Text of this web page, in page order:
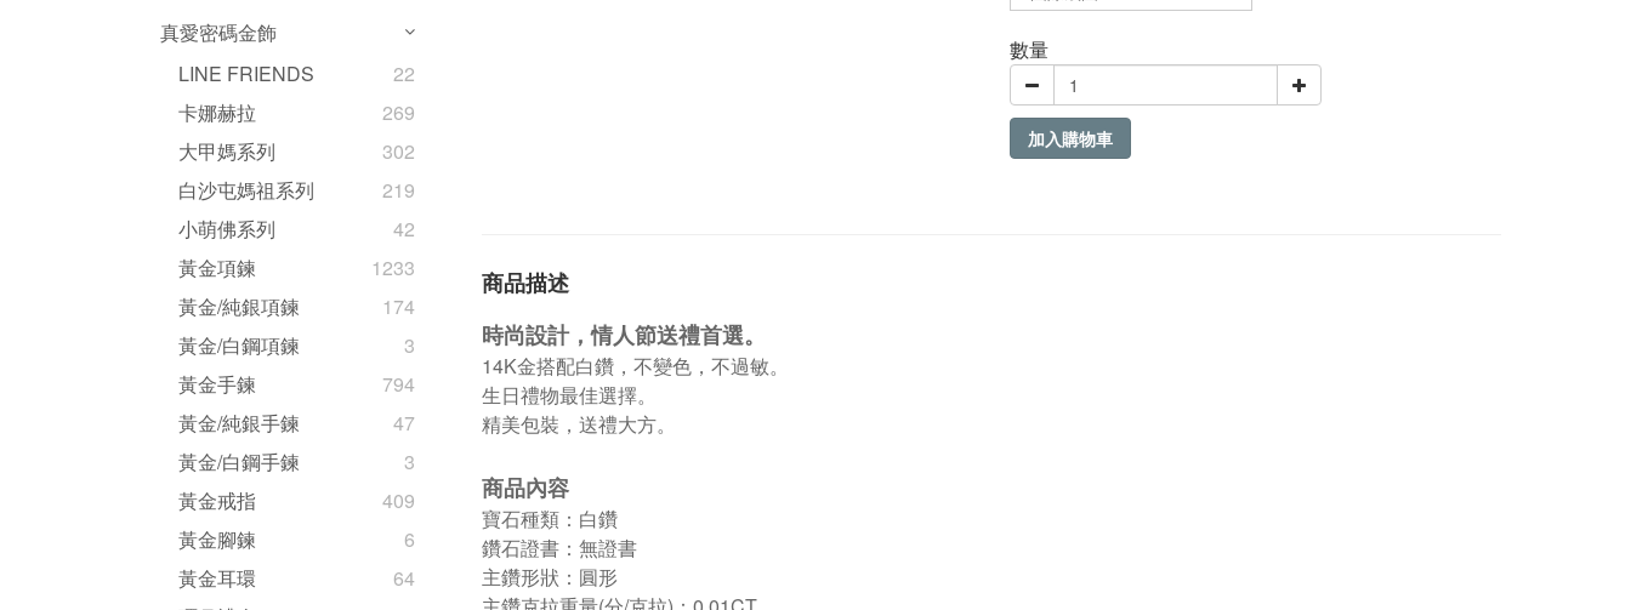
真愛密碼金飾
LINE FRIENDS
22
卡娜赫拉
269
大甲媽系列
302
白沙屯媽祖系列
219
小萌佛系列
42
黃金項鍊
1233
黃金/純銀項鍊
174
黃金/白鋼項鍊
3
黃金手鍊
794
黃金/純銀手鍊
47
黃金/白鋼手鍊
3
黃金戒指
409
黃金腳鍊
6
黃金耳環
64
數量
加入購物車
商品描述
時尚設計，情人節送禮首選。
14K金搭配白鑽，不變色，不過敏。
生日禮物最佳選擇。
精美包裝，送禮大方。
商品內容
寶石種類：白鑽
鑽石證書：無證書
主鑽形狀：圓形